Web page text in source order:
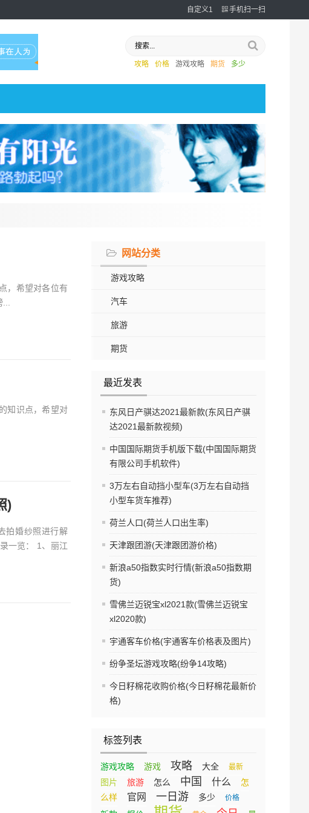
自定义1 手机扫一扫
攻略 价格 游戏攻略 期货 多少
网站分类
游戏攻略
汽车
旅游
期货
最近发表
东风日产骐达2021最新款(东风日产骐
达2021最新款视频)
中国国际期货手机版下载(中国国际期货
有限公司手机软件)
3万左右自动挡小型车(3万左右自动挡
小型车货车推荐)
荷兰人口(荷兰人口出生率)
天津跟团游(天津跟团游价格)
新浪a50指数实时行情(新浪a50指数期
货)
雪佛兰迈锐宝xl2021款(雪佛兰迈锐宝
xl2020款)
宇通客车价格(宇通客车价格表及图片)
纷争圣坛游戏攻略(纷争14攻略)
今日籽棉花收购价格(今日籽棉花最新价
格)
标签列表
游戏攻略 游戏 攻略 大全 最新
图片 旅游 怎么 中国 什么
怎
么样
官网 一日游 多少 价格
，希望对各位有
...
知识点，希望对
)
拍婚纱照进行解
一览： 1、丽江